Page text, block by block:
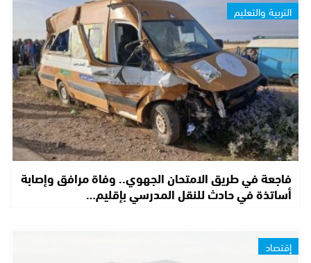
التربية والتعليم
فاجعة في طريق الامتحان الجهوي.. وفاة مرافق وإصابة
أساتذة في حادث للنقل المدرسي بإقليم…
إقتصاد